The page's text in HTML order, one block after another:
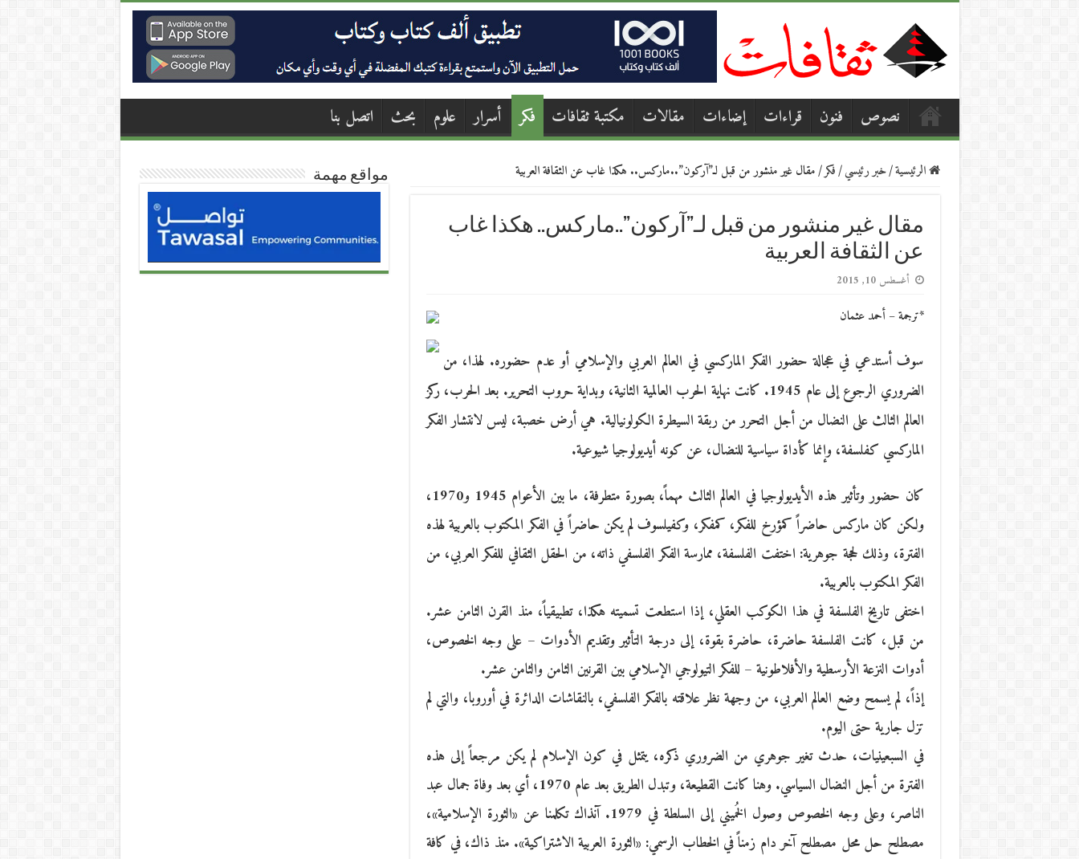
نصوص فنون قراءات إضاءات مقالات مكتبة ثقافات فكر أسرار علوم بحث اتصل بنا
الرئيسية/خبر رئيسي/فكر/مقال غير منشور من قبل لـ”آركون”..ماركس.. هكذا غاب عن الثقافة العربية
مقال غير منشور من قبل لـ”آركون”..ماركس.. هكذا غاب
عن الثقافة العربية
أغسطس 10, 2015
*ترجمة – أحمد عثمان
سوف أستدعي في عجالة حضور الفكر الماركسي في العالم العربي والإسلامي أو عدم حضوره. لهذا، من
الضروري الرجوع إلى عام 1945. كانت نهاية الحرب العالمية الثانية، وبداية حروب التحرير. بعد الحرب، ركز
العالم الثالث على النضال من أجل التحرر من ربقة السيطرة الكولونيالية. هي أرض خصبة، ليس لانتشار الفكر
الماركسي كفلسفة، وإنما كأداة سياسية للنضال، عن كونه أيديولوجيا شيوعية.
كان حضور وتأثير هذه الأيديولوجيا في العالم الثالث مهماً، بصورة متطرفة، ما بين الأعوام 1945 و1970،
ولكن كان ماركس حاضراً كمؤرخ للفكر، كمفكر، وكفيلسوف لم يكن حاضراً في الفكر المكتوب بالعربية لهذه
الفترة، وذلك لحجة جوهرية: اختفت الفلسفة، ممارسة الفكر الفلسفي ذاته، من الحقل الثقافي للفكر العربي، من
الفكر المكتوب بالعربية.
اختفى تاريخ الفلسفة في هذا الكوكب العقلي، إذا استطعت تسميته هكذا، تطبيقياً، منذ القرن الثامن عشر.
من قبل، كانت الفلسفة حاضرة، حاضرة بقوة، إلى درجة التأثير وتقديم الأدوات – على وجه الخصوص،
أدوات النزعة الأرسطية والأفلاطونية – للفكر التيولوجي الإسلامي بين القرنين الثامن والثامن عشر.
إذاً، لم يسمح وضع العالم العربي، من وجهة نظر علاقته بالفكر الفلسفي، بالنقاشات الدائرة في أوروبا، والتي لم
تزل جارية حتى اليوم.
في السبعينيات، حدث تغير جوهري من الضروري ذكره، يتمثل في كون الإسلام لم يكن مرجعاً إلى هذه
الفترة من أجل النضال السياسي. وهنا كانت القطيعة، وتبدل الطريق بعد عام 1970، أي بعد وفاة جمال عبد
الناصر، وعلى وجه الخصوص وصول الخُميني إلى السلطة في 1979. آنذاك تكلمنا عن «الثورة الإسلامية»،
مصطلح حل محل مصطلح آخر دام زمناً في الخطاب الرسمي: «الثورة العربية الاشتراكية». منذ ذاك، في كافة
مواقع مهمة